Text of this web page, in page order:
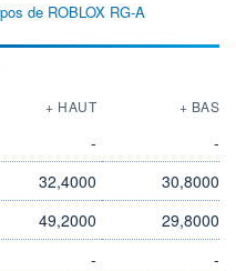
de ROBLOX RG-A
+ HAUT + BAS
-
-
32,4000
30,8000
49,2000
29,8000
-
-